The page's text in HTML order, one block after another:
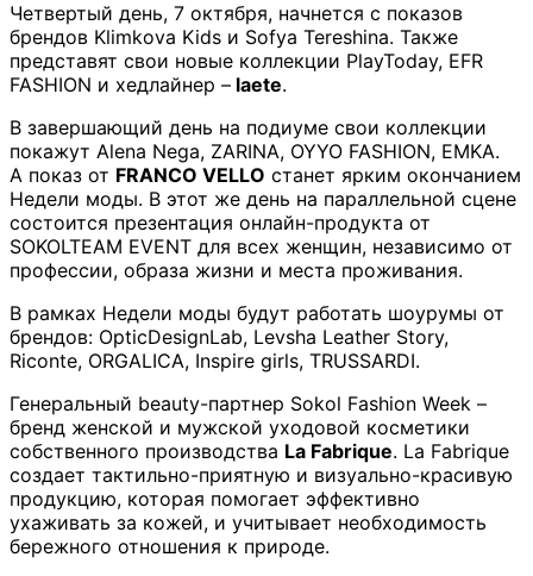
Четвертый день, 7 октября, начнется с показов
брендов Klimkova Kids и Sofya Tereshina. Также
представят свои новые коллекции PlayToday, EFR
FASHION и хедлайнер – laete.
В завершающий день на подиуме свои коллекции
покажут Alena Nega, ZARINA, OYYO FASHION, EMKA.
А показ от FRANCO VELLO станет ярким окончанием
Недели моды. В этот же день на параллельной сцене
состоится презентация онлайн-продукта от
SOKOLTEAM EVENT для всех женщин, независимо от
профессии, образа жизни и места проживания.
В рамках Недели моды будут работать шоурумы от
брендов: OpticDesignLab, Levsha Leather Story,
Riconte, ORGALICA, Inspire girls, TRUSSARDI.
Генеральный beauty-партнер Sokol Fashion Week –
бренд женской и мужской уходовой косметики
собственного производства La Fabrique. La Fabrique
создает тактильно-приятную и визуально-красивую
продукцию, которая помогает эффективно
ухаживать за кожей, и учитывает необходимость
бережного отношения к природе.